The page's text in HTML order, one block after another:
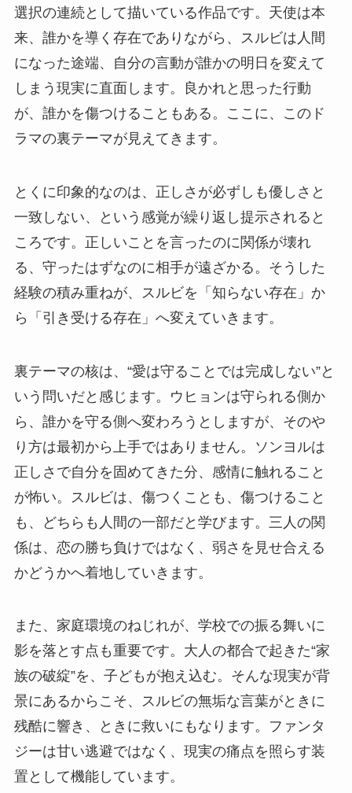
選択の連続として描いている作品です。天使は本
来、誰かを導く存在でありながら、スルビは人間
になった途端、自分の言動が誰かの明日を変えて
しまう現実に直面します。良かれと思った行動
が、誰かを傷つけることもある。ここに、このド
ラマの裏テーマが見えてきます。
とくに印象的なのは、正しさが必ずしも優しさと
一致しない、という感覚が繰り返し提示されると
ころです。正しいことを言ったのに関係が壊れ
る、守ったはずなのに相手が遠ざかる。そうした
経験の積み重ねが、スルビを「知らない存在」か
ら「引き受ける存在」へ変えていきます。
裏テーマの核は、“愛は守ることでは完成しない”と
いう問いだと感じます。ウヒョンは守られる側か
ら、誰かを守る側へ変わろうとしますが、そのや
り方は最初から上手ではありません。ソンヨルは
正しさで自分を固めてきた分、感情に触れること
が怖い。スルビは、傷つくことも、傷つけること
も、どちらも人間の一部だと学びます。三人の関
係は、恋の勝ち負けではなく、弱さを見せ合える
かどうかへ着地していきます。
また、家庭環境のねじれが、学校での振る舞いに
影を落とす点も重要です。大人の都合で起きた“家
族の破綻”を、子どもが抱え込む。そんな現実が背
景にあるからこそ、スルビの無垢な言葉がときに
残酷に響き、ときに救いにもなります。ファンタ
ジーは甘い逃避ではなく、現実の痛点を照らす装
置として機能しています。